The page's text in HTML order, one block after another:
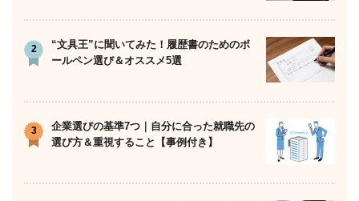
“文具王”に聞いてみた！履歴書のためのボ
ールペン選び＆オススメ5選
企業選びの基準7つ｜自分に合った就職先の
選び方＆重視すること【事例付き】